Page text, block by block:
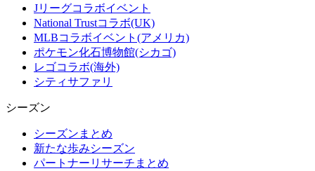
Jリーグコラボイベント
National Trustコラボ(UK)
MLBコラボイベント(アメリカ)
ポケモン化石博物館(シカゴ)
レゴコラボ(海外)
シティサファリ
シーズン
シーズンまとめ
新たな歩みシーズン
パートナーリサーチまとめ